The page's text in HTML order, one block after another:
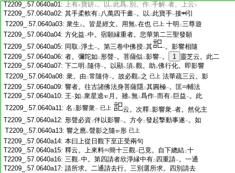
T2209_.57.0640a01: 上有中寶缾 上 。以 レ 此爲 レ 別。作二手解一者。上云下
T2209_.57.0640a02: 其手柔軟有二 八萬四千畫一。以 二 此寶手一接
引
T2209_.57.0640a03: 衆生 上 。皆是經文。用無レ在也 已上 十明 二三尊遊
T2209_.57.0640a04: 方化益一中。宿願縁重者。悲華第二三聖發願
T2209_.57.0640a05: 同取 二淨土一。第三卷中佛授二其 一。影響相隨
T2209_.57.0640a06: 者。彌陀如 二形聲一。菩薩似 二影響一。 1 靈芝云。此二
T2209_.57.0640a07: 下二明 二 隨侍一。以顯レ須レ觀。助 レ佛行化。即影響
T2209_.57.0640a08: 衆。由 二常隨侍一。故必觀レ之 已上 法華疏三云。影
T2209_.57.0640a09: 響者。往古諸佛法身菩薩隱二其圓極一。匡
輔法
T2209_.57.0640a10: 王一如 二衆星遶 月。雖レ無二爲作一而有二 巨益一。此
T2209_.57.0640a11: 名 二影響衆一 已上 云。次釋二影響衆一者。然化主
T2209_.57.0640a12: 形聲必資 二伴以影響一。方令二發起撃動事遂一。如
T2209_.57.0640a13: 響之應レ聲影之隨 形 已上
T2209_.57.0640a14: 本曰上從日觀下至正受兩句
T2209_.57.0640a15: 釋云。上來料 簡十三觀一已竟。自下總結二十
T2209_.57.0640a16: 三觀一中。第四請者欣淨縁中有二 四重請一。一通
T2209_.57.0640a17: 請所求。二通請去行。三別選所求。四別請去